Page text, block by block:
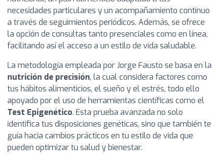
necesidades particulares y un acompañamiento continuo
a través de seguimientos periódicos. Además, se ofrece
la opción de consultas tanto presenciales como en línea,
facilitando así el acceso a un estilo de vida saludable.
La metodología empleada por Jorge Fausto se basa en la
nutrición de precisión, la cual considera factores como
tus hábitos alimenticios, el sueño y el estrés, todo ello
apoyado por el uso de herramientas científicas como el
Test Epigenético. Esta prueba avanzada no solo
identifica tus disposiciones genéticas, sino que también te
guía hacia cambios prácticos en tu estilo de vida que
pueden optimizar tu salud y bienestar.